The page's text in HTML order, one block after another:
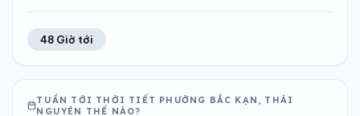
48 Giờ tới
TUẦN TỚI THỜI TIẾT PHƯỜNG BẮC KẠN, THÁI
NGUYÊN THẾ NÀO?